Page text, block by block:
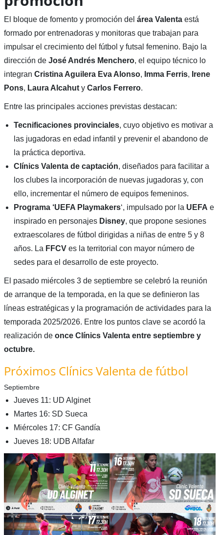
El bloque de fomento y promoción del área Valenta está
formado por entrenadoras y monitoras que trabajan para
impulsar el crecimiento del fútbol y futsal femenino. Bajo la
dirección de José Andrés Menchero, el equipo técnico lo
integran Cristina Aguilera Eva Alonso, Imma Ferris, Irene
Pons, Laura Alcahuty Carlos Ferrero.
Entre las principales acciones previstas destacan:
Tecnificaciones provinciales, cuyo objetivo es motivar a
las jugadoras en edad infantil y prevenir el abandono de
la práctica deportiva.
Clínics Valenta de captación, diseñados para facilitar a
los clubes la incorporación de nuevas jugadoras y, con
ello, incrementar el número de equipos femeninos.
Programa ‘UEFA Playmakers‘, impulsado por la UEFA e
inspirado en personajes Disney, que propone sesiones
extraescolares de fútbol dirigidas a niñas de entre 5 y 8
años. La FFCVes la territorial con mayor número de
sedes para el desarrollo de este proyecto.
El pasado miércoles 3 de septiembre se celebró la reunión
de arranque de la temporada, en la que se definieron las
líneas estratégicas y la programación de actividades para la
temporada 2025/2026. Entre los puntos clave se acordó la
realización de once Clínics Valenta entre septiembre y
octubre.
Próximos Clínics Valenta de fútbol
Septiembre
Jueves 11: UD Alginet
Martes 16: SD Sueca
Miércoles 17: CF Gandía
Jueves 18: UDB Alfafar